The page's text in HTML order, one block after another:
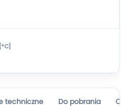
techniczne Do pobrania